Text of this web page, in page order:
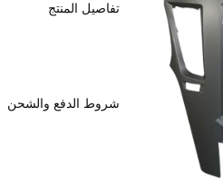
تفاصيل المنتج
شروط الدفع والشحن